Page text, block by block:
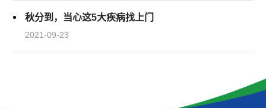
秋分到，当心这5大疾病找上门
2021-09-23